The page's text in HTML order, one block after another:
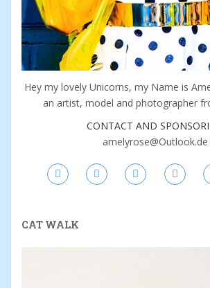
Hey my lovely Unicorns, my Name is
an artist, model and photographer
CONTACT AND
amelyrose@Outlook.de
CAT WALK